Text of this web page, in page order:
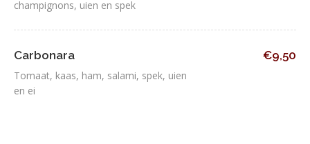
champignons, uien en spek
Carbonara
Tomaat, kaas, ham, salami, spek, uien
en ei
€9,50